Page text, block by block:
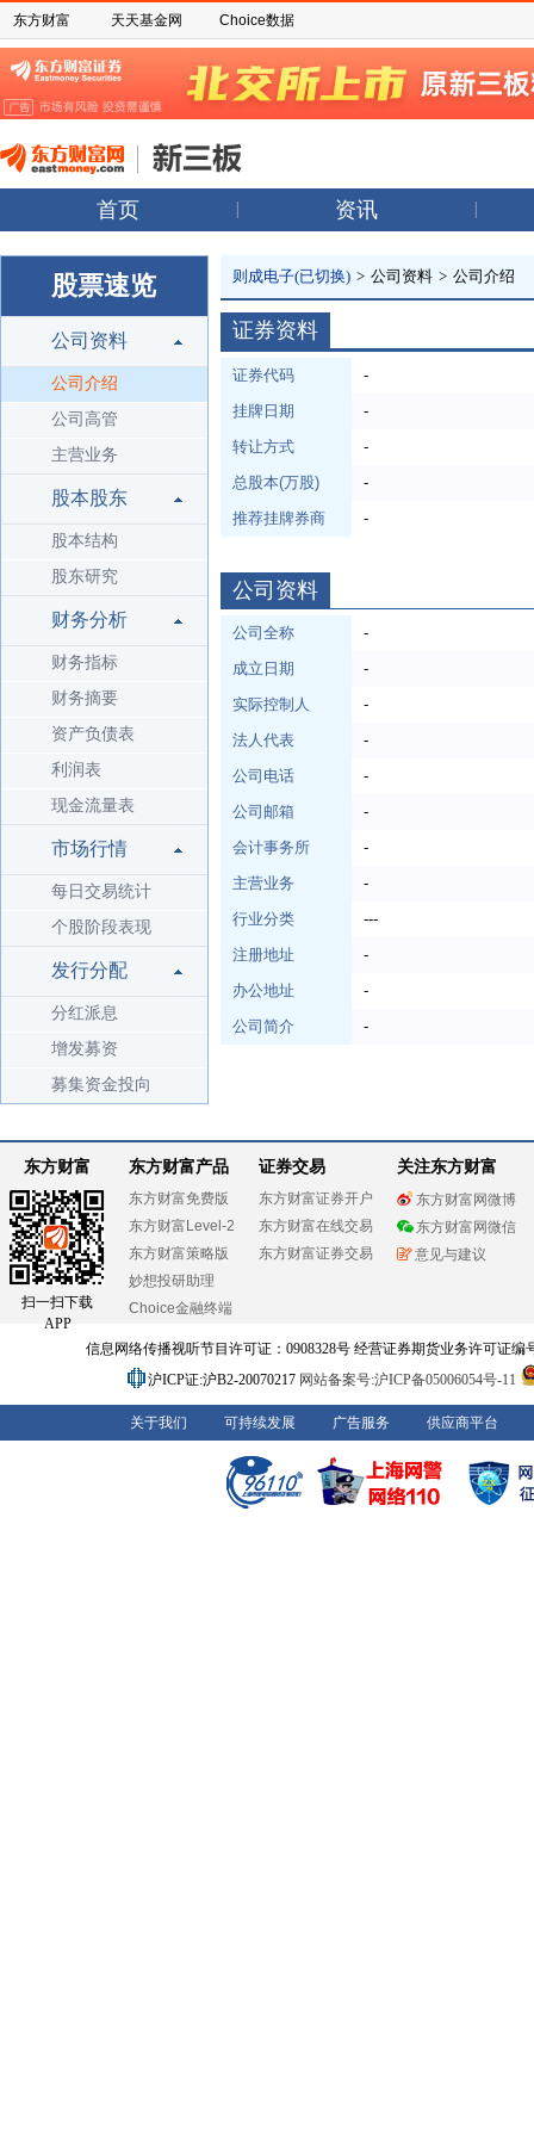
东方财富 天天基金网 Choice数据
首页 资讯
股票速览
公司资料
公司介绍
公司高管
主营业务
股本股东
股本结构
股东研究
财务分析
财务指标
财务摘要
资产负债表
利润表
现金流量表
市场行情
每日交易统计
个股阶段表现
发行分配
分红派息
增发募资
募集资金投向
则成电子(已切换) > 公司资料 > 公司介绍
证券资料
证券代码
-
挂牌日期
-
转让方式
-
总股本(万股)
-
推荐挂牌券商
-
公司资料
公司全称
-
成立日期
-
实际控制人
-
法人代表
-
公司电话
-
公司邮箱
-
会计事务所
-
主营业务
-
行业分类
---
注册地址
-
办公地址
-
公司简介
-
东方财富
扫一扫下载
APP
东方财富产品
东方财富免费版
东方财富Level-2
东方财富策略版
妙想投研助理
Choice金融终端
证券交易
东方财富证券开户
东方财富在线交易
东方财富证券交易
关注东方财富
东方财富网微博
东方财富网微信
意见与建议
信息网络传播视听节目许可证：0908328号 经营证券期货业务许可证编
沪ICP证:沪B2-20070217 网站备案号:沪ICP备05006054号-11
关于我们 可持续发展 广告服务 供应商平台